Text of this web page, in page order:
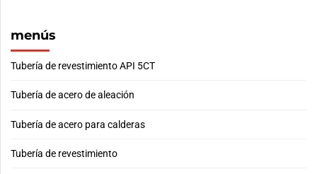
menús
Tubería de revestimiento API 5CT
Tubería de acero de aleación
Tubería de acero para calderas
Tubería de revestimiento